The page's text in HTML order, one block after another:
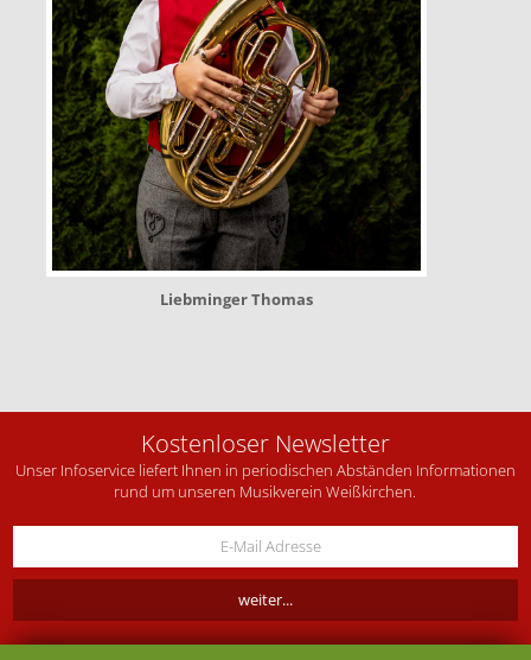
Liebminger Thomas
Kostenloser Newsletter
Unser Infoservice liefert Ihnen in periodischen Abständen Informationen
rund um unseren Musikverein Weißkirchen.